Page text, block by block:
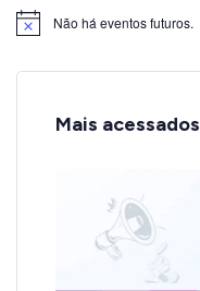
Notice Não há eventos futuros.
Mais acessados